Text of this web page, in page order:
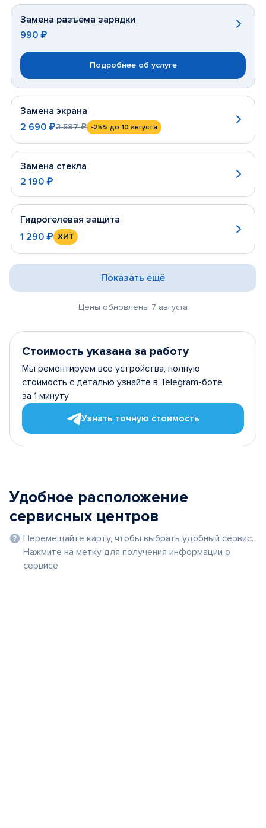
Замена разъема зарядки
990 ₽
Подробнее об услуге
Замена экрана
2 690 ₽3 587 ₽ -25% до 10 августа
Замена стекла
2 190 ₽
Гидрогелевая защита
1 290 ₽ ХИТ
Цены обновлены 7 августа
Показать ещё
Стоимость указана за работу
Мы ремонтируем все устройства, полную
стоимость с деталью узнайте в Telegram-боте
за 1 минуту
Узнать точную стоимость
Удобное расположение
сервисных центров
Перемещайте карту, чтобы выбрать удобный сервис.
Нажмите на метку для получения информации о
сервисе